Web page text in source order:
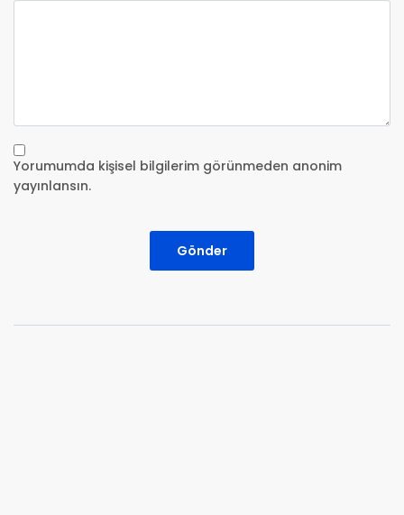
Yorumumda kişisel bilgilerim görünmeden anonim
yayınlansın.
Gönder